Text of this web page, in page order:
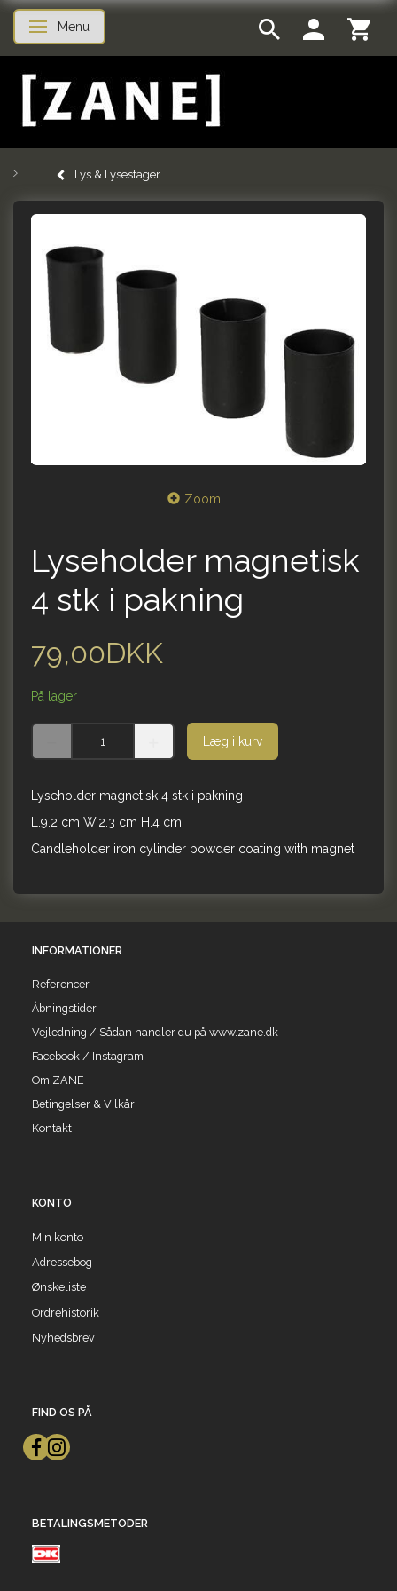
Skifte navigation
Menu
Lys & Lysestager
Zoom
Lyseholder magnetisk
4 stk i pakning
79,00DKK
På lager
Læg i kurv
Lyseholder magnetisk 4 stk i pakning
L.9.2 cm W.2.3 cm H.4 cm
Candleholder iron cylinder powder coating with magnet
INFORMATIONER
Referencer
Åbningstider
Vejledning / Sådan handler du på www.zane.dk
Facebook / Instagram
Om ZANE
Betingelser & Vilkår
Kontakt
KONTO
Min konto
Adressebog
Ønskeliste
Ordrehistorik
Nyhedsbrev
FIND OS PÅ
BETALINGSMETODER